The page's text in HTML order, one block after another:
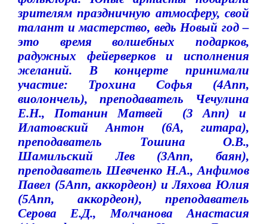
зрителям праздничную атмосферу, свой
талант и мастерство, ведь Новый год –
это время волшебных подарков,
радужных фейерверков и исполнения
желаний. В концерте принимали
участие: Трохина Софья (4Апп,
виолончель), преподаватель Чечулина
Е.Н., Потанин Матвей
(3 Апп) и
Илатовский Антон (6А, гитара),
преподаватель Тошина О.В.,
Шамильский Лев (3Апп, баян),
преподаватель Шевченко Н.А., Анфимов
Павел (5Апп, аккордеон) и Ляхова Юлия
(5Апп, аккордеон), преподаватель
Серова Е.Д., Молчанова Анастасия